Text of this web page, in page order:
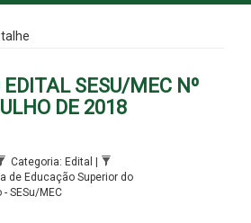
SESU/MEC Nº
DE 2018
Categoria: Edital |
de Educação Superior do
SESu/MEC